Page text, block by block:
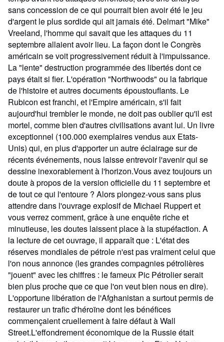
sans concession de ce qui pourrait bien avoir été le jeu
d'argent le plus sordide qui ait jamais été. Delmart "Mike"
Vreeland, l'homme qui savait que les attaques du 11
septembre allaient avoir lieu. La façon dont le Congrès
américain se voit progressivement réduit à l'impuissance.
La "lente" destruction programmée des libertés dont ce
pays était si fier. L'opération "Northwoods" ou la fabrique
de l'histoire et autres documents époustouflants. Le
Rubicon est franchi, et l'Empire américain, s'il fait
aujourd'hui trembler le monde, ne doit pas oublier qu'il est
mortel, comme bien d'autres civilisations avant lui. Un livre
exceptionnel (100.000 exemplaires vendus aux Etats-
Unis) qui, en plus d'apporter un autre éclairage sur de
récents événements, nous laisse entrevoir l'avenir qui se
dessine inexorablement à l'horizon.Vous avez toujours un
doute à propos de la version officielle du 11 septembre et
de tout ce qui l'entoure ? Alors plongez-vous sans plus
attendre dans l'ouvrage explosif de Michael Ruppert et
vous verrez comment, grâce à une enquête riche et
minutieuse, les doutes laissent place à la stupéfaction. A
la lecture de cet ouvrage, il apparaît que : L'état des
réserves mondiales de pétrole n'est pas vraiment celui que
l'on nous annonce (les grandes compagnies pétrolières
"jouent" avec les chiffres : le fameux Pic Pétrolier serait
bien plus proche que ce que l'on veut bien nous en dire).
L'opportune libération de l'Afghanistan a surtout permis de
restaurer un trafic d'héroïne dont les bénéfices
commençaient cruellement à faire défaut à Wall
Street.L'effondrement économique de la Russie était